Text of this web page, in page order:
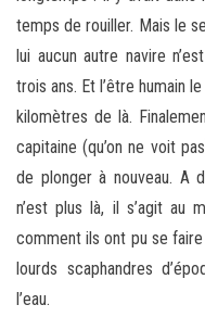
temps de rouiller. Mais le
lui aucun autre navire
trois ans. Et l’être humain
kilomètres de là.
capitaine (qu’on ne voit
de plonger à nouveau. A
n’est plus là, il s’agit au
comment ils ont pu se
lourds scaphandres
l’eau.